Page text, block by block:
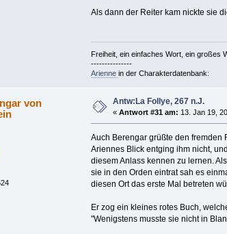
Als dann der Reiter kam nickte sie
Freiheit, ein einfaches Wort, ein großes
---------------
Arienne in der Charakterdatenbank:
von
Antw:La Follye, 267 n.J.
«Antwort #31 am: 13. Jan 19,
Auch Berengar grüßte den fremden
Ariennes Blick entging ihm nicht,
diesem Anlass kennen zu lernen.
sie in den Orden eintrat sah es
diesen Ort das erste Mal betreten
Er zog ein kleines rotes Buch,
"Wenigstens musste sie nicht in